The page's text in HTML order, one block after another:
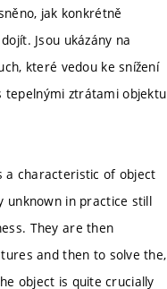
jak konkrétně
Jsou ukázány na
které vedou ke snížení
tepelnými ztrátami objektu
a characteristic of object
unknown in practice still
They are then
and then to solve the,
object is quite crucially